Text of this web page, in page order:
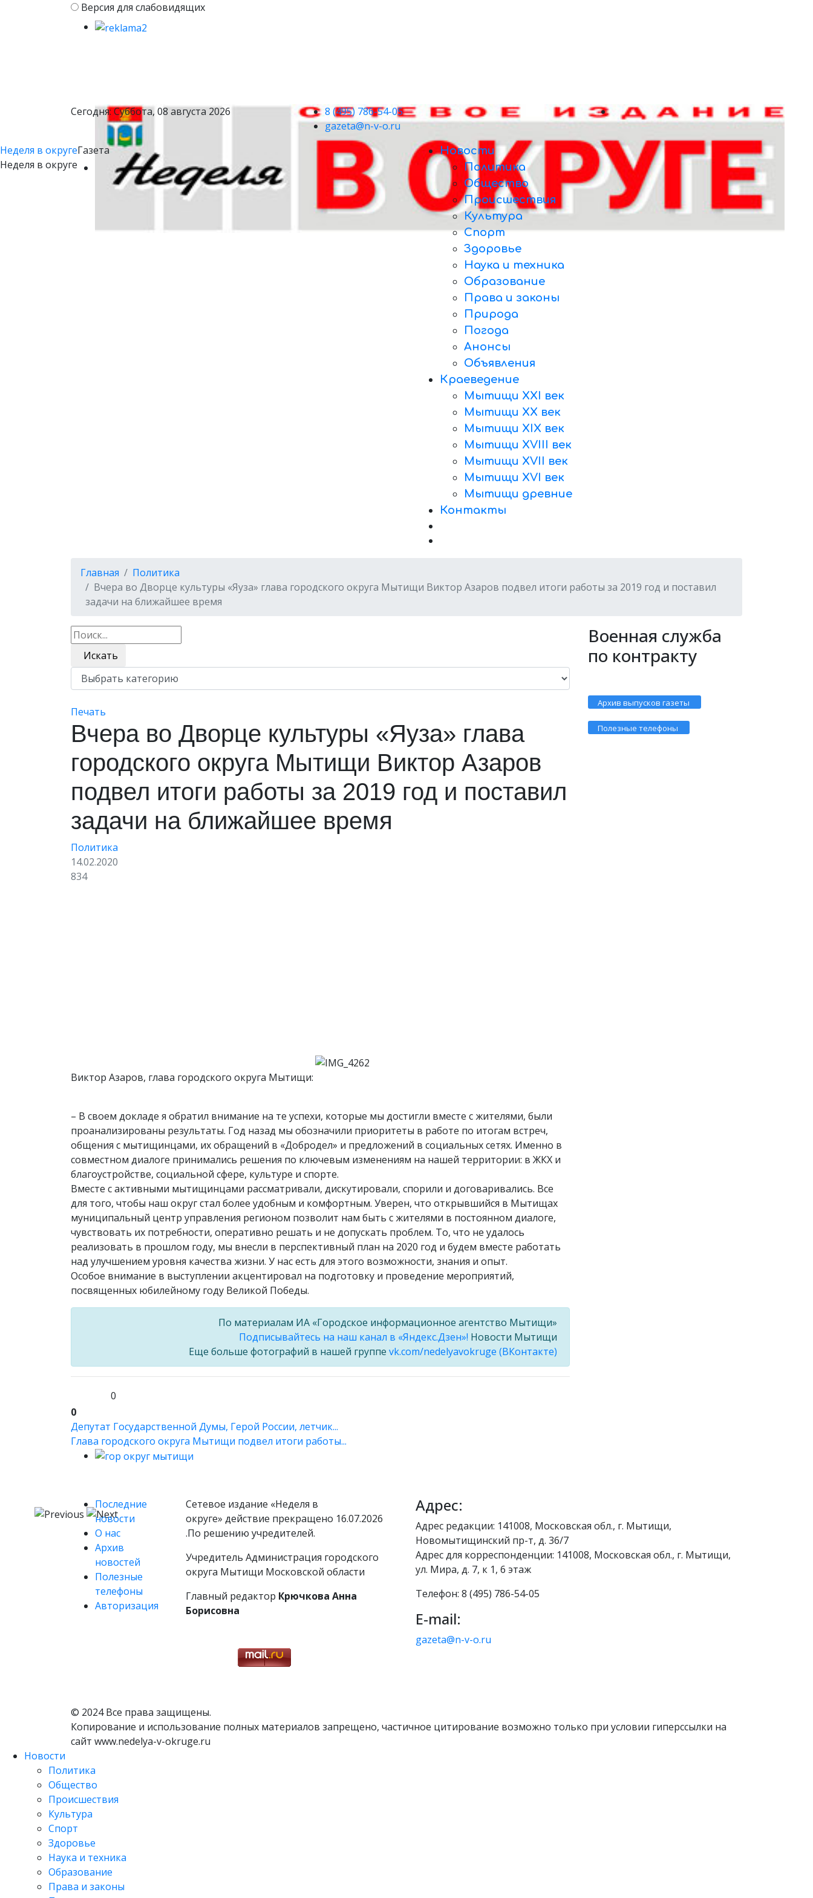
Версия для слабовидящих
Сегодня: Суббота, 08 августа 2026
8 (495) 786-54-05
gazeta@n-v-o.ru
Неделя в округеГазета
Неделя в округе
Новости
Политика
Общество
Происшествия
Культура
Спорт
Здоровье
Наука и техника
Образование
Права и законы
Природа
Погода
Анонсы
Объявления
Краеведение
Мытищи XXI век
Мытищи XX век
Мытищи XIX век
Мытищи XVIII век
Мытищи XVII век
Мытищи XVI век
Мытищи древние
Контакты
Главная
Политика
Вчера во Дворце культуры «Яуза» глава городского округа Мытищи Виктор Азаров подвел итоги работы за 2019 год и поставил
задачи на ближайшее время
Искать
Печать
Вчера во Дворце культуры «Яуза» глава
городского округа Мытищи Виктор Азаров
подвел итоги работы за 2019 год и поставил
задачи на ближайшее время
Политика
14.02.2020
834
​Виктор Азаров, глава городского округа Мытищи:
– В своем докладе я обратил внимание на те успехи, которые мы достигли вместе с жителями, были
проанализированы результаты. Год назад мы обозначили приоритеты в работе по итогам встреч,
общения с мытищинцами, их обращений в «Добродел» и предложений в социальных сетях. Именно в
совместном диалоге принимались решения по ключевым изменениям на нашей территории: в ЖКХ и
благоустройстве, социальной сфере, культуре и спорте.
Вместе с активными мытищинцами рассматривали, дискутировали, спорили и договаривались. Все
для того, чтобы наш округ стал более удобным и комфортным. Уверен, что открывшийся в Мытищах
муниципальный центр управления регионом позволит нам быть с жителями в постоянном диалоге,
чувствовать их потребности, оперативно решать и не допускать проблем. То, что не удалось
реализовать в прошлом году, мы внесли в перспективный план на 2020 год и будем вместе работать
над улучшением уровня качества жизни. У нас есть для этого возможности, знания и опыт.
Особое внимание в выступлении акцентировал на подготовку и проведение мероприятий,
посвященных юбилейному году Великой Победы.
По материалам ИА «Городское информационное агентство Мытищи»
Подписывайтесь на наш канал в «Яндекс.Дзен»! Новости Мытищи
Еще больше фотографий в нашей группе vk.com/nedelyavokruge (ВКонтакте)
0
0
Депутат Государственной Думы, Герой России, летчик...
Глава городского округа Мытищи подвел итоги работы...
Военная служба
по контракту
Архив выпусков газеты
Полезные телефоны
Последние
новости
О нас
Архив
новостей
Полезные
телефоны
Авторизация
Сетевое издание «Неделя в
округе» действие прекращено 16.07.2026
.По решению учредителей.
Учредитель Администрация городского
округа Мытищи Московской области
Главный редактор Крючкова Анна
Борисовна
Адрес:
Адрес редакции: 141008, Московская обл., г. Мытищи,
Новомытищинский пр-т, д. 36/7
Адрес для корреспонденции: 141008, Московская обл., г. Мытищи,
ул. Мира, д. 7, к 1, 6 этаж
Телефон: 8 (495) 786-54-05
E-mail:
gazeta@n-v-o.ru
© 2024 Все права защищены.
Копирование и использование полных материалов запрещено, частичное цитирование возможно только при условии гиперссылки на
сайт www.nedelya-v-okruge.ru
Новости
Политика
Общество
Происшествия
Культура
Спорт
Здоровье
Наука и техника
Образование
Права и законы